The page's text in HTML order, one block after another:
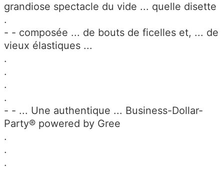
grandiose spectacle du vide ... quelle disette
.
- - composée ... de bouts de ficelles et, ... de
vieux élastiques ...
.
.
.
.
- - ... Une authentique ... Business-Dollar-
Party® powered by Gree
.
.
.